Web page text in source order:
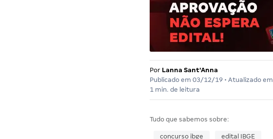
Por Lanna Sant'Anna
Publicado em 03/12/19• Atualizado em
1 min. de leitura
Tudo que sabemos sobre:
concurso ibge edital IBGE